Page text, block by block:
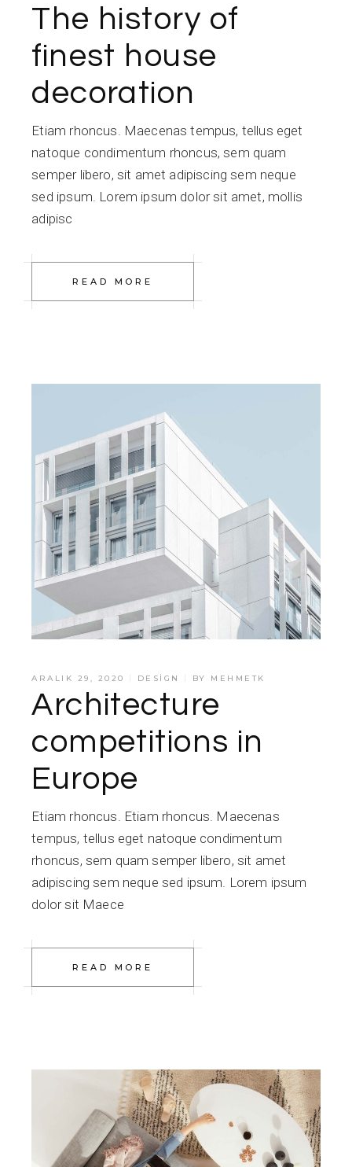
The history of
finest house
decoration
Etiam rhoncus. Maecenas tempus, tellus eget
natoque condimentum rhoncus, sem quam
semper libero, sit amet adipiscing sem neque
sed ipsum. Lorem ipsum dolor sit amet, mollis
adipisc
READ MORE
ARALIK 29, 2020 DESIGN BY MEHMETK
Architecture
competitions in
Europe
Etiam rhoncus. Etiam rhoncus. Maecenas
tempus, tellus eget natoque condimentum
rhoncus, sem quam semper libero, sit amet
adipiscing sem neque sed ipsum. Lorem ipsum
dolor sit Maece
READ MORE